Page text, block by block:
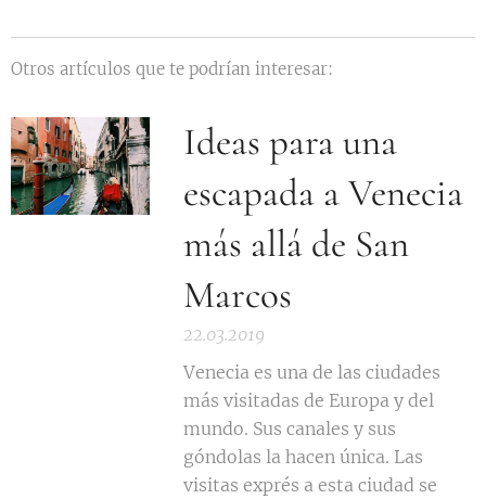
Otros artículos que te podrían interesar:
Ideas para una
escapada a Venecia
más allá de San
Marcos
22.03.2019
Venecia es una de las ciudades
más visitadas de Europa y del
mundo. Sus canales y sus
góndolas la hacen única. Las
visitas exprés a esta ciudad se